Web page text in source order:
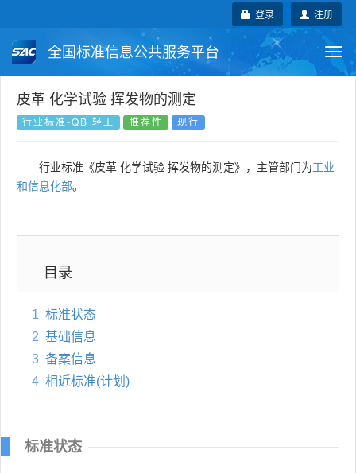
注册
登录
全国标准信息公共服务平台
国家标准 行业标准
国外标准 技术委员会
皮革 化学试验 挥发物的测定
行业标准-QB 轻工 推荐性 现行
行业标准《皮革 化学试验 挥发物的测定》，主管部门为工业
和信息化部。
目录
1 标准状态
2 基础信息
3 备案信息
4 相近标准(计划)
标准状态